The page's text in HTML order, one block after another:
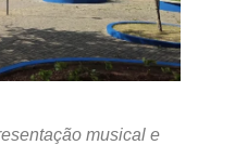
musical e